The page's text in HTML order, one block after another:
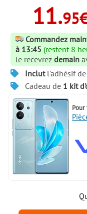
11.
Commandez
à 13:45 (restent 8
le recevrez demain
Inclutl'adhésif
Cadeau de 1 kit
Pour